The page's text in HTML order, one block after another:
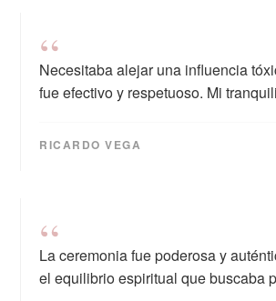
“
Necesitaba alejar una influencia
fue efectivo y respetuoso. Mi
RICARDO VEGA
“
La ceremonia fue poderosa y
el equilibrio espiritual que buscaba